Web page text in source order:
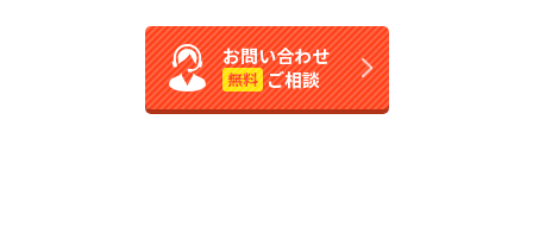
お問い合わせ
無料 ご相談